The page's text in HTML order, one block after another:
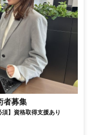
者募集
須】資格取得支援あり